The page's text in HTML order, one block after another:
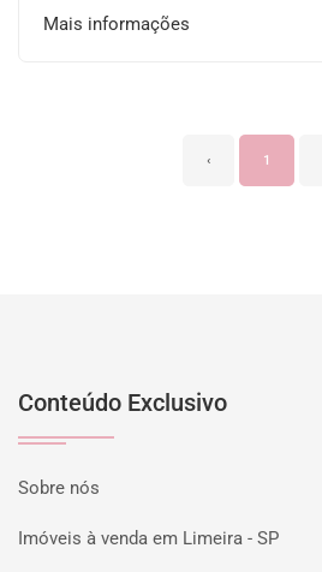
Mais informações
‹ 1
Conteúdo Exclusivo
Sobre nós
Imóveis à venda em Limeira - SP